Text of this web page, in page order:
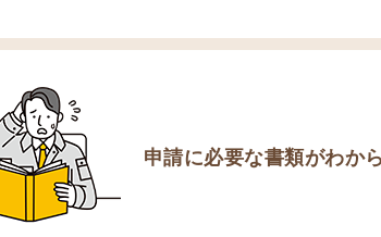
申請に必要な書類がわか